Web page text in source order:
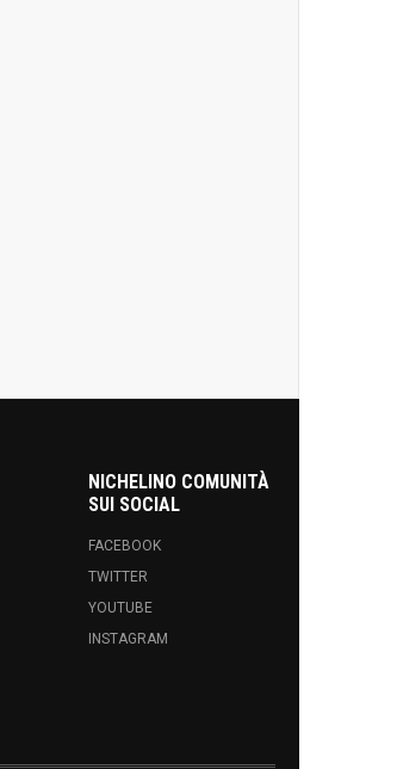
NICHELINO COMUNITÀ
SUI SOCIAL
FACEBOOK
TWITTER
YOUTUBE
INSTAGRAM